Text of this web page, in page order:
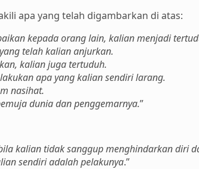
apa yang telah digambarkan di atas:
kepada orang lain, kalian menjadi
telah kalian anjurkan.
kalian juga tertuduh.
apa yang kalian sendiri larang.
nasihat.
dunia dan penggemarnya.”
kalian tidak sanggup menghindarkan diri
sendiri adalah pelakunya.”